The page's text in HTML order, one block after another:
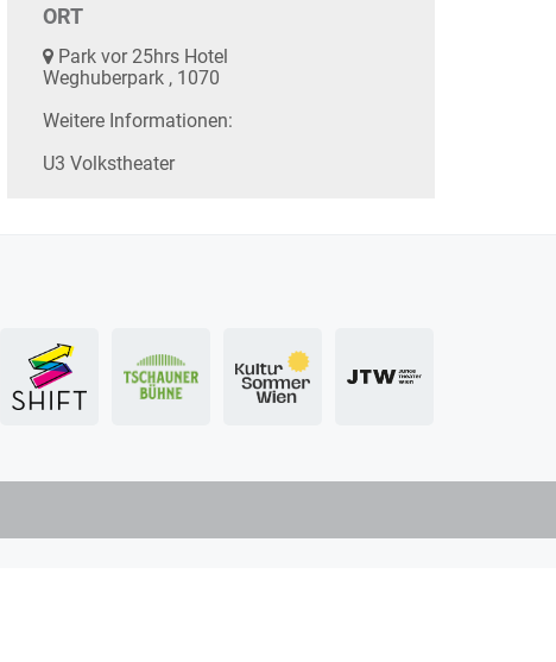
ORT
Park vor 25hrs Hotel
Weghuberpark , 1070
Weitere Informationen:
U3 Volkstheater